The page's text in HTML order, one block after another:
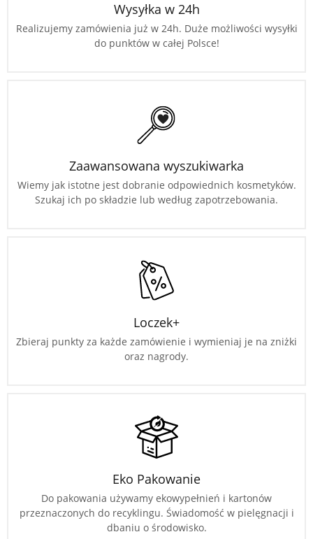
Wysyłka w 24h
Realizujemy zamówienia już w 24h. Duże możliwości wysyłki
do punktów w całej Polsce!
Zaawansowana wyszukiwarka
Wiemy jak istotne jest dobranie odpowiednich kosmetyków.
Szukaj ich po składzie lub według zapotrzebowania.
Loczek+
Zbieraj punkty za każde zamówienie i wymieniaj je na zniżki
oraz nagrody.
Eko Pakowanie
Do pakowania używamy ekowypełnień i kartonów
przeznaczonych do recyklingu. Świadomość w pielęgnacji i
dbaniu o środowisko.